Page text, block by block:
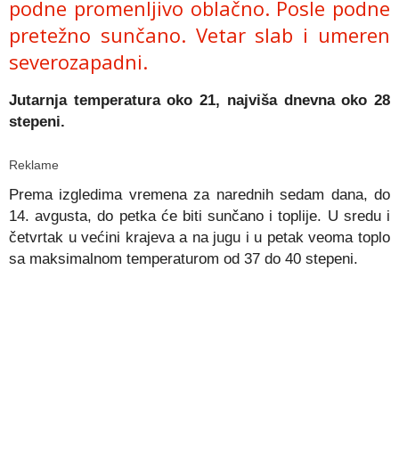
podne promenljivo oblačno. Posle podne
pretežno sunčano. Vetar slab i umeren
severozapadni.
Jutarnja temperatura oko 21, najviša dnevna oko 28
stepeni.
Reklame
Prema izgledima vremena za narednih sedam dana, do
14. avgusta, do petka će biti sunčano i toplije. U sredu i
četvrtak u većini krajeva a na jugu i u petak veoma toplo
sa maksimalnom temperaturom od 37 do 40 stepeni.